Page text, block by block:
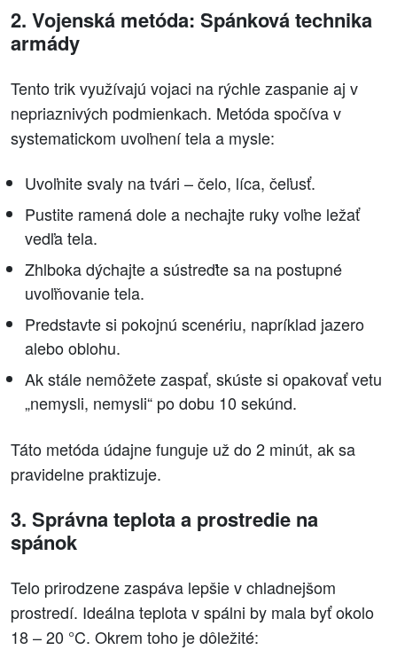
2. Vojenská metóda: Spánková technika
armády
Tento trik využívajú vojaci na rýchle zaspanie aj v
nepriaznivých podmienkach. Metóda spočíva v
systematickom uvoľnení tela a mysle:
Uvoľnite svaly na tvári – čelo, líca, čeľusť.
Pustite ramená dole a nechajte ruky voľne ležať
vedľa tela.
Zhlboka dýchajte a sústreďte sa na postupné
uvoľňovanie tela.
Predstavte si pokojnú scenériu, napríklad jazero
alebo oblohu.
Ak stále nemôžete zaspať, skúste si opakovať vetu
„nemysli, nemysli“ po dobu 10 sekúnd.
Táto metóda údajne funguje už do 2 minút, ak sa
pravidelne praktizuje.
3. Správna teplota a prostredie na
spánok
Telo prirodzene zaspáva lepšie v chladnejšom
prostredí. Ideálna teplota v spálni by mala byť okolo
18 – 20 °C. Okrem toho je dôležité: